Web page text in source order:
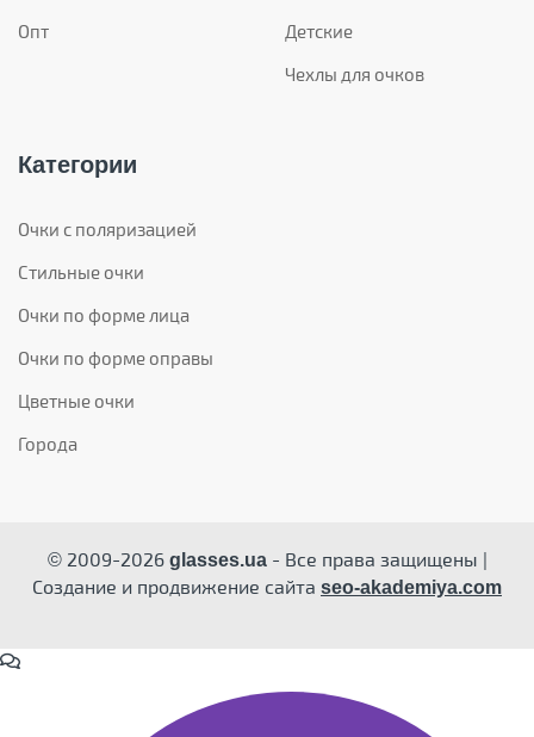
Опт
Детские
Чехлы для очков
Категории
Очки с поляризацией
Стильные очки
Очки по форме лица
Очки по форме оправы
Цветные очки
Города
© 2009-2026glasses.ua - Все права защищены |
Создание и продвижение сайта seo-akademiya.com